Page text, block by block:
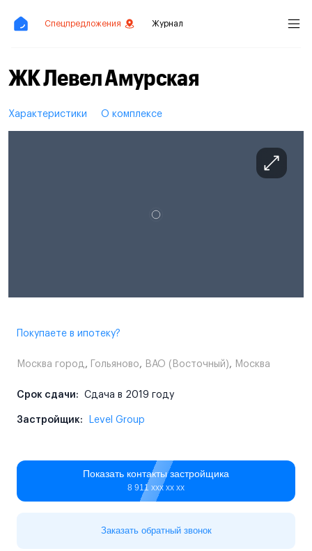
Спецпредложения Журнал
ЖК Левел Амурская
Характеристики О комплексе
Покупаете в ипотеку?
Москва город , Гольяново, ВАО (Восточный), Москва
Срок сдачи: Сдача в 2019 году
Застройщик: Level Group
Показать контакты застройщика
8 911 ххх хх хх
Заказать обратный звонок